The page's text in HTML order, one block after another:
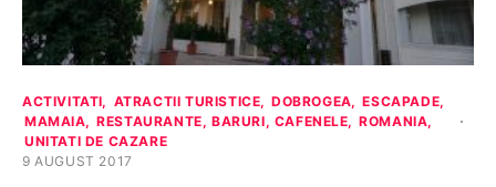
ACTIVITATI ATRACTII TURISTICE DOBROGEA
ESCAPADE
MAMAIA
RESTAURANTE, BARURI, CAFENELE
ROMANIA
UNITATI DE CAZARE
9 AUGUST 2017